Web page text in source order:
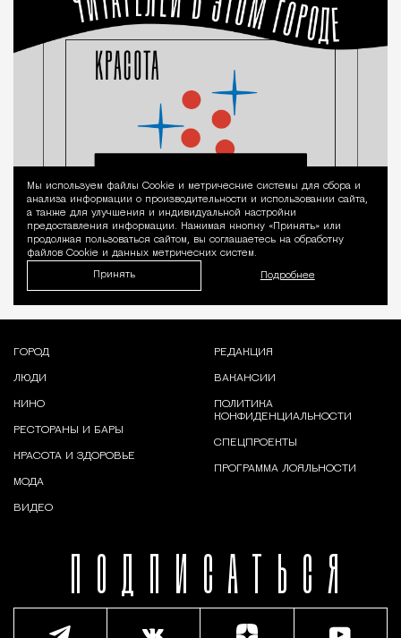
Уведомление
Мы используем файлы Сookie и метрические системы для сбора и
анализа информации о производительности и использовании сайта,
а также для улучшения и индивидуальной настройки
предоставления информации. Нажимая кнопку «Принять» или
продолжая пользоваться сайтом, вы соглашаетесь на обработку
файлов Cookie и данных метрических систем.
Принять Подробнее
ПОДПИСАТЬСЯ
ГОРОД
ЛЮДИ
КИНО
РЕСТОРАНЫ И БАРЫ
КРАСОТА И ЗДОРОВЬЕ
МОДА
ВИДЕО
РЕДАКЦИЯ
ВАКАНСИИ
ПОЛИТИКА
КОНФИДЕНЦИАЛЬНОСТИ
СПЕЦПРОЕКТЫ
ПРОГРАММА ЛОЯЛЬНОСТИ